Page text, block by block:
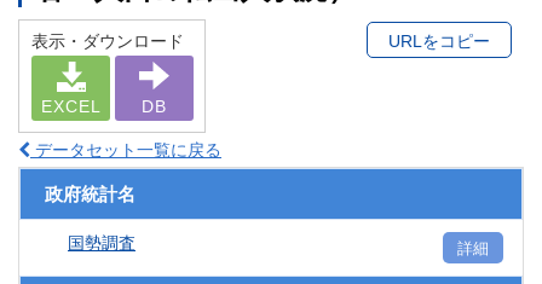
表示・ダウンロード
EXCEL DB
URLをコピー
データセット一覧に戻る
政府統計名
国勢調査 詳細